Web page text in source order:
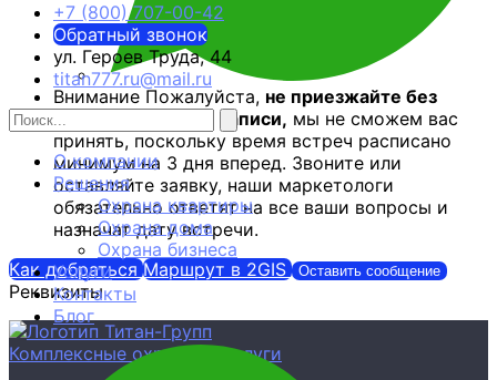
+7 (800) 707-00-42
Обратный звонок
ул. Героев Труда, 44
titan777.ru@mail.ru
О компании
Решения
Охрана квартиры
Охрана дома
Охрана бизнеса
Услуги
Контакты
Блог
Внимание Пожалуйста, не приезжайте без
предварительной записи, мы не сможем вас
принять, поскольку время встреч расписано
минимум на 3 дня вперед. Звоните или
оставляйте заявку, наши маркетологи
обязательно ответят на все ваши вопросы и
назначат дату встречи.
Как добраться Маршрут в 2GIS Оставить сообщение
Реквизиты
Комплексные охранные услуги